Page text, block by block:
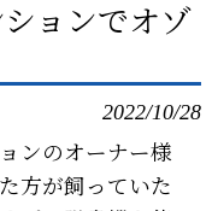
ョンでオゾ
2022/10/28
ンのオーナー様
方が飼っていた